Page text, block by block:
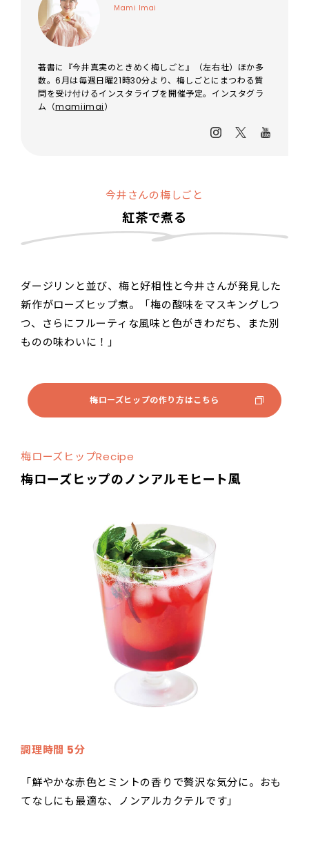
Mami Imai
著書に『今井真実のときめく梅しごと』（左右社）ほか多
数。6月は毎週日曜21時30分より、梅しごとにまつわる質
問を受け付けるインスタライブを開催予定。インスタグラ
ム（mamiimai）
今井さんの梅しごと
紅茶で煮る
ダージリンと並び、梅と好相性と今井さんが発見した
新作がローズヒップ煮。「梅の酸味をマスキングしつ
つ、さらにフルーティな風味と色がきわだち、また別
ものの味わいに！」
梅ローズヒップの作り方はこちら
梅ローズヒップRecipe
梅ローズヒップのノンアルモヒート風
調理時間 5分
「鮮やかな赤色とミントの香りで贅沢な気分に。おも
てなしにも最適な、ノンアルカクテルです」